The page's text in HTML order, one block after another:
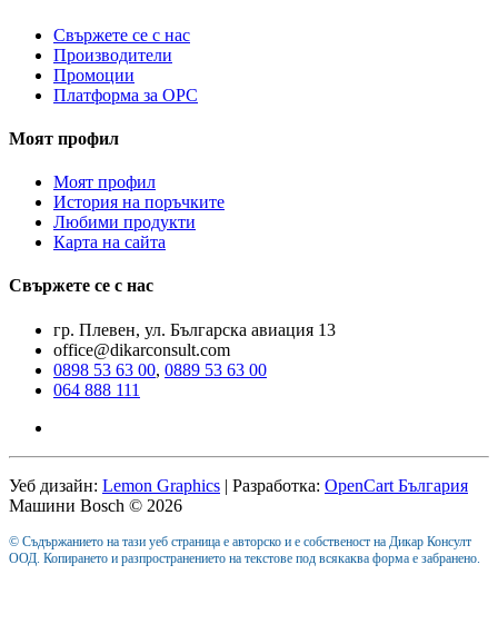
Свържете се с нас
Производители
Промоции
Платформа за ОРС
Моят профил
Моят профил
История на поръчките
Любими продукти
Карта на сайта
Свържете се с нас
гр. Плевен, ул. Българска авиация 13
office@dikarconsult.com
0898 53 63 00, 0889 53 63 00
064 888 111
Уеб дизайн: Lemon Graphics | Разработка: OpenCart България
Машини Bosch © 2026
© Съдържанието на тази уеб страница е авторско и е собственост на Дикар Консулт
ООД. Копирането и разпространението на текстове под всякаква форма е забранено.